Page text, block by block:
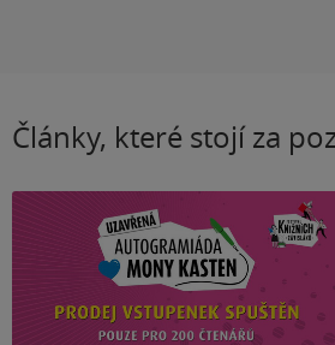
Články, které stojí za